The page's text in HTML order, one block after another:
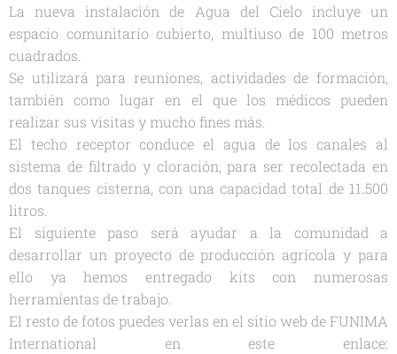
La nueva instalación de Agua del Cielo incluye un
espacio comunitario cubierto, multiuso de 100 metros
cuadrados.
Se utilizará para reuniones, actividades de formación,
también como lugar en el que los médicos pueden
realizar sus visitas y mucho fines más.
El techo receptor conduce el agua de los canales al
sistema de filtrado y cloración, para ser recolectada en
dos tanques cisterna, con una capacidad total de 11.500
litros.
El siguiente paso será ayudar a la comunidad a
desarrollar un proyecto de producción agrícola y para
ello ya hemos entregado kits con numerosas
herramientas de trabajo.
El resto de fotos puedes verlas en el sitio web de FUNIMA
International en este enlace: